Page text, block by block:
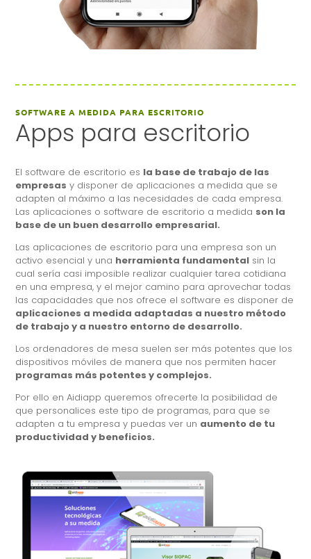
SOFTWARE A MEDIDA PARA ESCRITORIO
Apps para escritorio
El software de escritorio es la base de trabajo de las
empresas y disponer de aplicaciones a medida que se
adapten al máximo a las necesidades de cada empresa.
Las aplicaciones o software de escritorio a medida son la
base de un buen desarrollo empresarial.
Las aplicaciones de escritorio para una empresa son un
activo esencial y una herramienta fundamental sin la
cual sería casi imposible realizar cualquier tarea cotidiana
en una empresa, y el mejor camino para aprovechar todas
las capacidades que nos ofrece el software es disponer de
aplicaciones a medida adaptadas a nuestro método
de trabajo y a nuestro entorno de desarrollo.
Los ordenadores de mesa suelen ser más potentes que los
dispositivos móviles de manera que nos permiten hacer
programas más potentes y complejos.
Por ello en Aidiapp queremos ofrecerte la posibilidad de
que personalices este tipo de programas, para que se
adapten a tu empresa y puedas ver un aumento de tu
productividad y beneficios.